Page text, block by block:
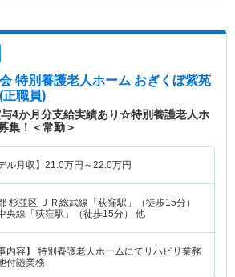
特別養護老人ホーム おぎくぼ紫苑
正職員)
与4か月分支給実績あり☆特別養護老人ホ
集！＜常勤＞
ル月収】 21.0万円～22.0万円
杉並区 ＪＲ総武線「荻窪駅」（徒歩15分）
央線「荻窪駅」（徒歩15分） 他
内容】 特別養護老人ホームにてリハビリ業務
付随業務